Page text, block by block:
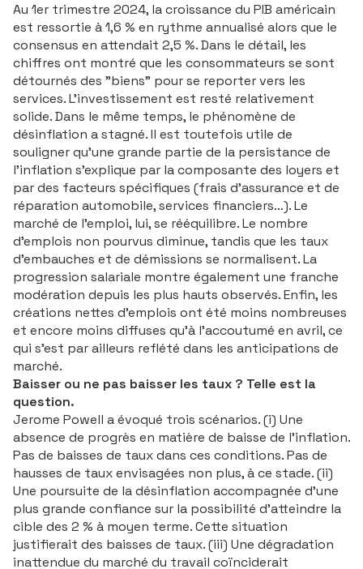
Au 1er trimestre 2024, la croissance du PIB américain
est ressortie à 1,6 % en rythme annualisé alors que le
consensus en attendait 2,5 %. Dans le détail, les
chiffres ont montré que les consommateurs se sont
détournés des "biens" pour se reporter vers les
services. L’investissement est resté relativement
solide. Dans le même temps, le phénomène de
désinflation a stagné. Il est toutefois utile de
souligner qu’une grande partie de la persistance de
l’inflation s’explique par la composante des loyers et
par des facteurs spécifiques (frais d’assurance et de
réparation automobile, services financiers…). Le
marché de l’emploi, lui, se rééquilibre. Le nombre
d’emplois non pourvus diminue, tandis que les taux
d’embauches et de démissions se normalisent. La
progression salariale montre également une franche
modération depuis les plus hauts observés. Enfin, les
créations nettes d’emplois ont été moins nombreuses
et encore moins diffuses qu’à l’accoutumé en avril, ce
qui s’est par ailleurs reflété dans les anticipations de
marché.
Baisser ou ne pas baisser les taux ? Telle est la
question.
Jerome Powell a évoqué trois scénarios. (i) Une
absence de progrès en matière de baisse de l’inflation.
Pas de baisses de taux dans ces conditions. Pas de
hausses de taux envisagées non plus, à ce stade. (ii)
Une poursuite de la désinflation accompagnée d’une
plus grande confiance sur la possibilité d’atteindre la
cible des 2 % à moyen terme. Cette situation
justifierait des baisses de taux. (iii) Une dégradation
inattendue du marché du travail coïnciderait